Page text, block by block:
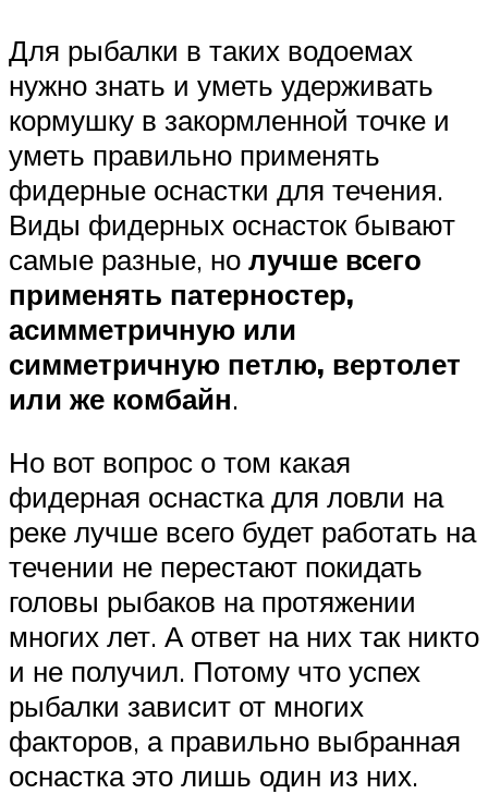
Для рыбалки в таких водоемах
нужно знать и уметь удерживать
кормушку в закормленной точке и
уметь правильно применять
фидерные оснастки для течения.
Виды фидерных оснасток бывают
самые разные, но лучше всего
применять патерностер,
асимметричную или
симметричную петлю, вертолет
или же комбайн.
Но вот вопрос о том какая
фидерная оснастка для ловли на
реке лучше всего будет работать на
течении не перестают покидать
головы рыбаков на протяжении
многих лет. А ответ на них так никто
и не получил. Потому что успех
рыбалки зависит от многих
факторов, а правильно выбранная
оснастка это лишь один из них.